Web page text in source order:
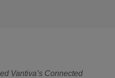
Vantiva’s Connected